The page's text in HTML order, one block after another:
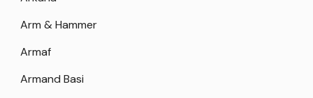
Arm & Hammer
Armaf
Armand Basi